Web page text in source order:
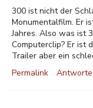
300 ist nicht der
Monumentalfilm. Er
Jahres. Also was ist
Computerclip? Er ist
Trailer aber ein
Permalink